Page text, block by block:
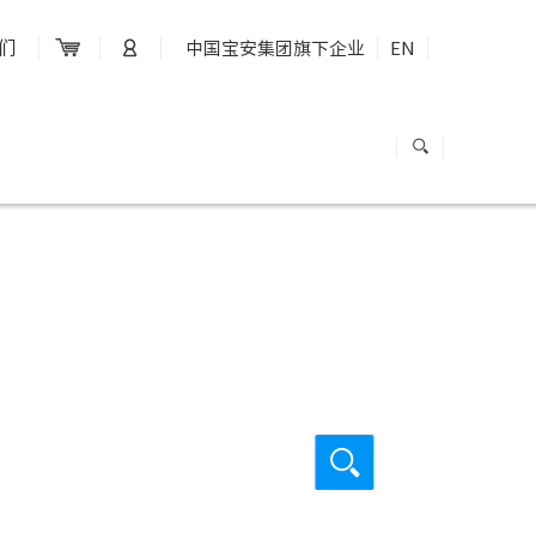
中国宝安集团旗下企业 EN